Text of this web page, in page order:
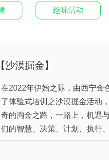
趣味活动
沙漠掘金】
在2022年伊始之际，由西宁金
了体验式培训之沙漠掘金活动
奇的淘金之路，一路上，机遇
们的智慧、决策、计划、执行